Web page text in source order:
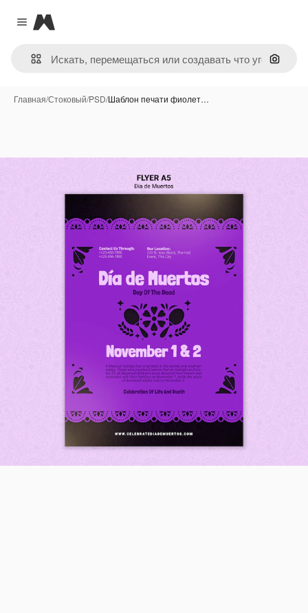
Close menu
Magnific
Поиск
Главная/Стоковый/PSD/Шаблон печати фиолет…